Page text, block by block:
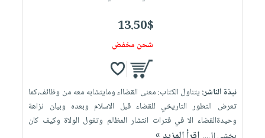
13.50$
شحن مخفض
نبذة الناشر: يتناول الكتاب: معنى القضااء ومايتشابه معه من وظائف،كما
تعرض التطور التاريخي للقضاء قبل الاسلام وبعده وبيان نزاهة
وحيدةالقضاء الا في فترات انتشار المظالم وتغول الولاة وكيف كان